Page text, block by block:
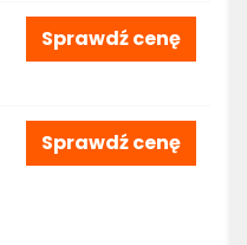
Sprawdź cenę
Sprawdź cenę